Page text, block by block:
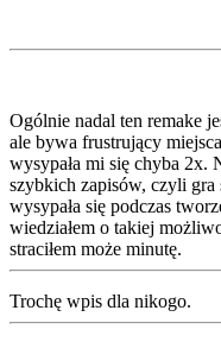
Ogólnie nadal ten remake
ale bywa frustrujący
wysypała mi się chyba 2x.
szybkich zapisów, czyli gra
wysypała się podczas
wiedziałem o takiej
straciłem może minutę.
Trochę wpis dla nikogo.